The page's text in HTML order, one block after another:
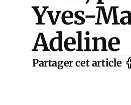
Yves-
Adeline
Partager cet article